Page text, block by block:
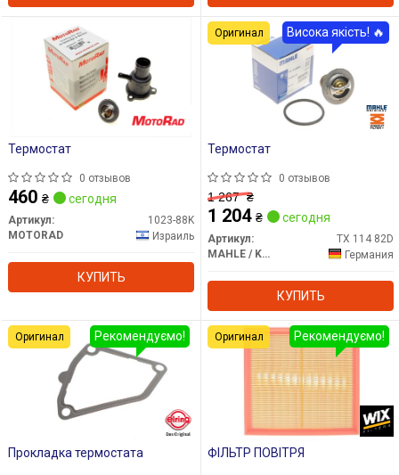
Термостат
0 отзывов
460 ₴ сегодня
Артикул:
1023-88K
MOTORAD
Израиль
КУПИТЬ
Термостат
0 отзывов
1 267₴
1 204 ₴ сегодня
Артикул:
TX 114 82D
MAHLE / KNECHT
Германия
КУПИТЬ
Висока якість! 🔥
Оригинал
Прокладка термостатa
Рекомендуємо!
Оригинал
ФІЛЬТР ПОВІТРЯ
Рекомендуємо!
Оригинал